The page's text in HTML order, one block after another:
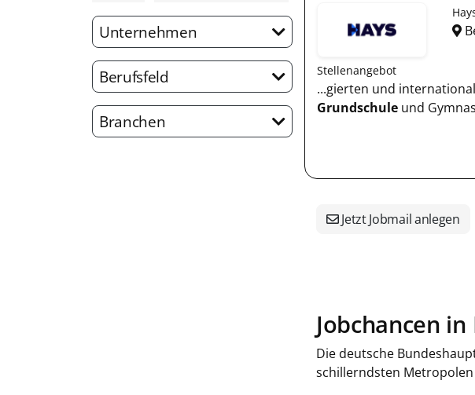
Unternehmen
Berufsfeld
Branchen
Stellenangebot
...gierten und
Grundschule und
Jetzt Jobmail anlegen
Jobchancen
Die deutsche
schillerndsten